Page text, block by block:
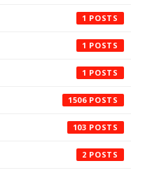
1
1
1
1506
103
2